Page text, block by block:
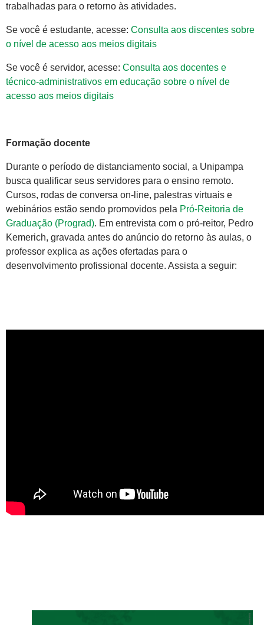
trabalhadas para o retorno às atividades.
Se você é estudante, acesse: Consulta aos discentes sobre
o nível de acesso aos meios digitais
Se você é servidor, acesse: Consulta aos docentes e
técnico-administrativos em educação sobre o nível de
acesso aos meios digitais
Formação docente
Durante o período de distanciamento social, a Unipampa
busca qualificar seus servidores para o ensino remoto.
Cursos, rodas de conversa on-line, palestras virtuais e
webinários estão sendo promovidos pela Pró-Reitoria de
Graduação (Prograd). Em entrevista com o pró-reitor, Pedro
Kemerich, gravada antes do anúncio do retorno às aulas, o
professor explica as ações ofertadas para o
desenvolvimento profissional docente. Assista a seguir: